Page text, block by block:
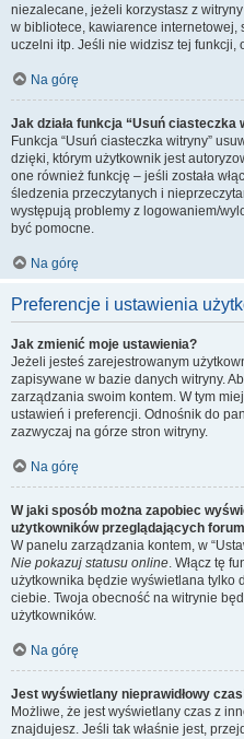
niezalecane, jeżeli korzystasz z
w bibliotece, kawiarence
uczelni itp. Jeśli nie widzisz tej funkcji,
Na górę
Jak działa funkcja “Usuń ciasteczka
Funkcja “Usuń ciasteczka witryny”
dzięki, którym użytkownik jest
one również funkcję – jeśli została
śledzenia przeczytanych i
występują problemy z logowaniem/
być pomocne.
Na górę
Preferencje i ustawienia
Jak zmienić moje ustawienia?
Jeżeli jesteś zarejestrowanym
zapisywane w bazie danych witryny.
zarządzania swoim kontem. W tym
ustawień i preferencji. Odnośnik do
zazwyczaj na górze stron witryny.
Na górę
W jaki sposób można zapobiec
użytkowników przeglądających
W panelu zarządzania kontem, w
Nie pokazuj statusu online. Włącz tę
użytkownika będzie wyświetlana tylko
ciebie. Twoja obecność na witrynie
użytkowników.
Na górę
Jest wyświetlany nieprawidłowy
Możliwe, że jest wyświetlany czas z
znajdujesz. Jeśli tak właśnie jest,